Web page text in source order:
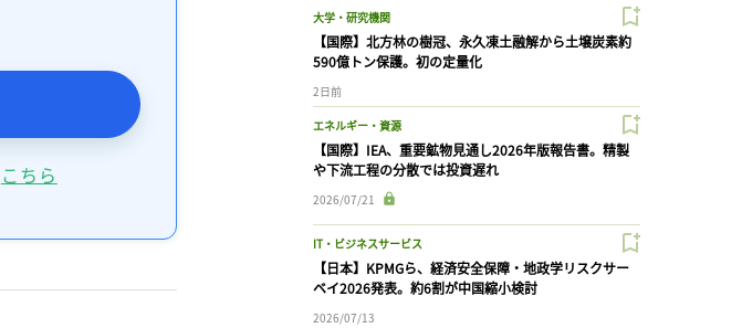
こちら
大学・研究機関
【国際】北方林の樹冠、永久凍土融解から土壌炭素約
590億トン保護。初の定量化
2日前
エネルギー・資源
【国際】IEA、重要鉱物見通し2026年版報告書。精製
や下流工程の分散では投資遅れ
2026/07/21
IT・ビジネスサービス
【日本】KPMGら、経済安全保障・地政学リスクサー
ベイ2026発表。約6割が中国縮小検討
2026/07/13